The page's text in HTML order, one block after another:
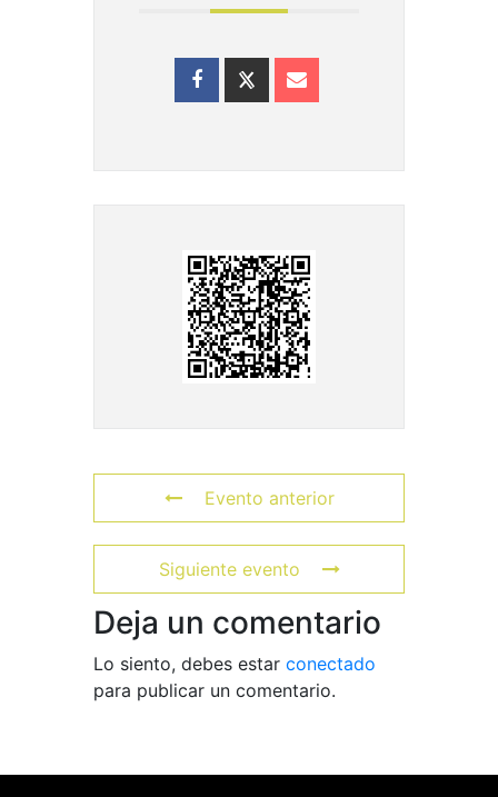
Evento anterior
Siguiente evento
Deja un comentario
Lo siento, debes estar conectado
para publicar un comentario.